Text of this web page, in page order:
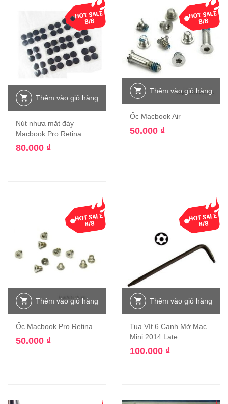
Thêm vào giỏ hàng
Nút nhựa mặt đáy
Macbook Pro Retina
80.000 ₫
Thêm vào giỏ hàng
Ốc Macbook Air
50.000 ₫
Thêm vào giỏ hàng
Ốc Macbook Pro Retina
50.000 ₫
Thêm vào giỏ hàng
Tua Vít 6 Cạnh Mở Mac
Mini 2014 Late
100.000 ₫